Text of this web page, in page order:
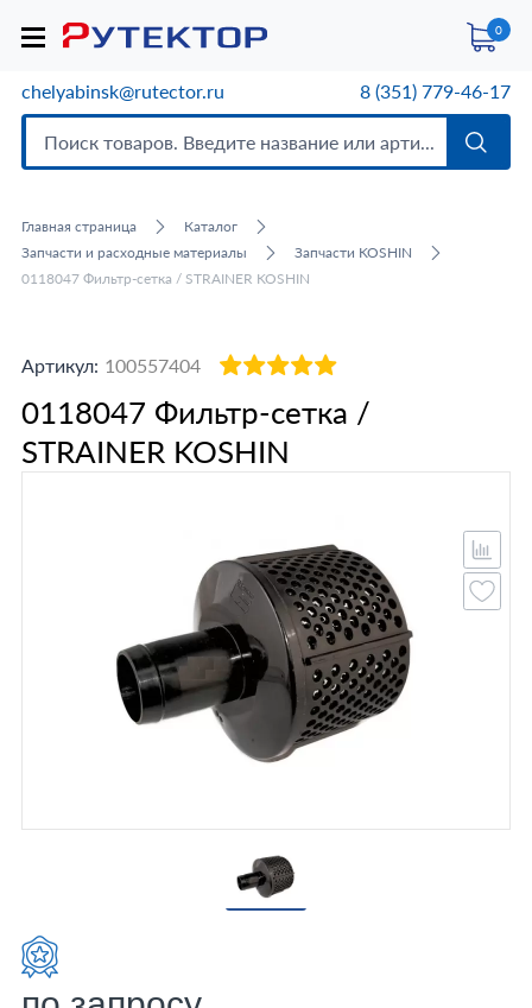
0
chelyabinsk@rutector.ru 8 (351) 779-46-17
Главная страница
Каталог
Запчасти и расходные материалы
Запчасти KOSHIN
0118047 Фильтр-сетка / STRAINER KOSHIN
Артикул: 100557404
0118047 Фильтр-сетка /
STRAINER KOSHIN